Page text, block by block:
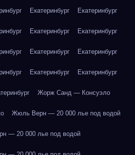
Екатеринбург Екатеринбург
Екатеринбург Екатеринбург
Екатеринбург Екатеринбург
Екатеринбург Екатеринбург
Жорж Санд — Консуэло
Жюль Верн — 20 000 лье под водой
— 20 000 лье под водой